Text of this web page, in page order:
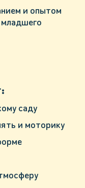
и опытом
саду
и моторику